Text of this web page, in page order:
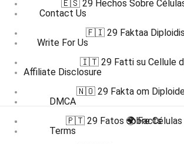
Contact Us
Write For Us
Affiliate Disclosure
DMCA
Terms
🇪🇸 29 Hechos Sobre
🇫🇮 29 Faktaa
🇮🇹 29 Fatti su Cellule
🇳🇴 29 Fakta om
🇵🇹 29 Fatos sobre Células
🌍 Facts